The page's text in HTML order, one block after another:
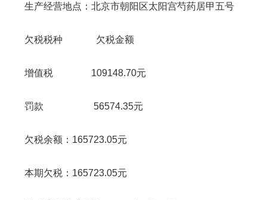
生产经营地点：北京市朝阳区太阳宫芍药居甲五号
欠税税种 欠税金额
增值税 109148.70元
罚款 56574.35元
欠税余额： 165723.05元
本期欠税： 165723.05元